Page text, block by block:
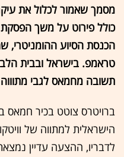
מסמך שאמור לכלול את
כולל פירוט על משך
הכנסת הסיוע ההומניטרי,
טראמפ. בישראל ובבית
תשובה מחמאס לגבי
ברויטרס צוטט בכיר
הישראלית למתווה של
לדבריו, ההצעה עדיין